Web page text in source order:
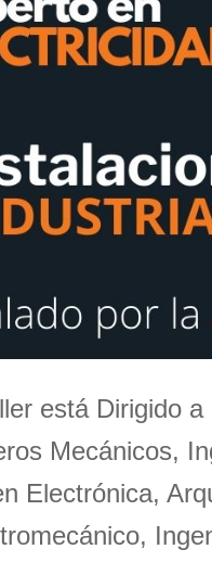
está Dirigido
Mecánicos,
Electrónica,